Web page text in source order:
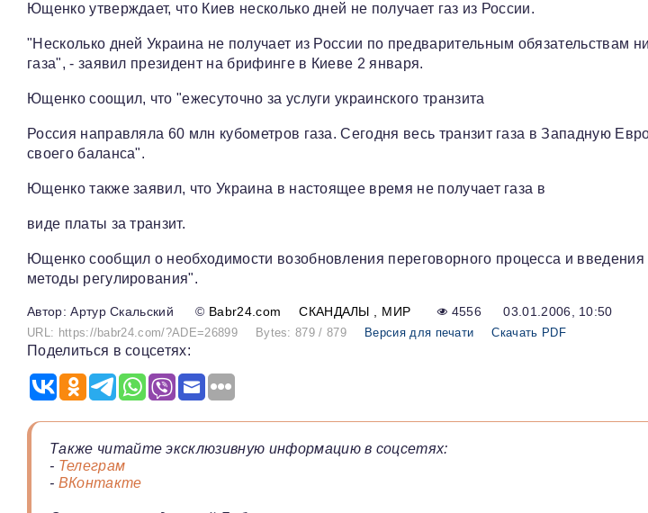
Ющенко утверждает, что Киев несколько дней не получает газ из России.
"Несколько дней Украина не получает из России по предварительным обязательствам
газа", - заявил президент на брифинге в Киеве 2 января.
Ющенко соощил, что "ежесуточно за услуги украинского транзита
Россия направляла 60 млн кубометров газа. Сегодня весь транзит газа в Западную
своего баланса".
Ющенко также заявил, что Украина в настоящее время не получает газа в
виде платы за транзит.
Ющенко сообщил о необходимости возобновления переговорного процесса и
методы регулирования".
Артур Скальский © Babr24.com СКАНДАЛЫ МИР 4556 03.01.2006, 10:50
URL: https://babr24.com/?ADE=26899 Bytes: 879 / 879 Версия для печати Скачать PDF
Поделиться в соцсетях:
Также читайте эксклюзивную информацию в соцсетях:
- Телеграм
- ВКонтакте